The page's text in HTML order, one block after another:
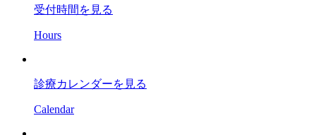
受付時間 を見る
Hours
診療カレンダーを見る
Calendar